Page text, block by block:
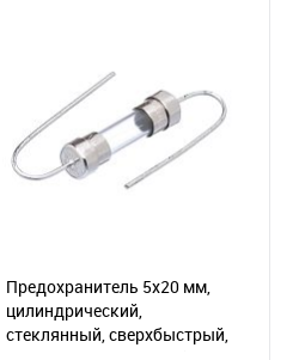
Предохранитель 5х20 мм,
цилиндрический,
стеклянный, сверхбыстрый,